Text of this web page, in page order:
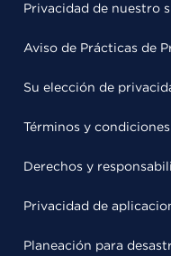
Privacidad de nuestro
Aviso de Prácticas de
Su elección de
Términos y condiciones
Derechos y
Privacidad de
Planeación para